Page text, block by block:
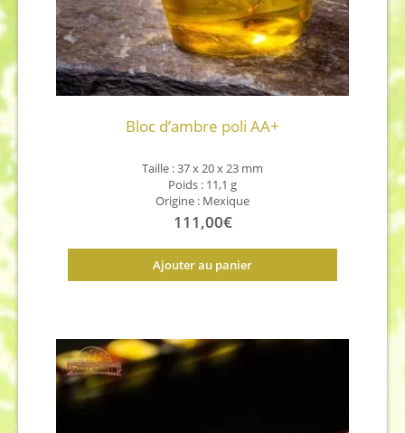
Bloc d’ambre poli AA+
Taille : 37 x 20 x 23 mm
Poids : 11,1 g
Origine : Mexique
111,00€
Ajouter au panier